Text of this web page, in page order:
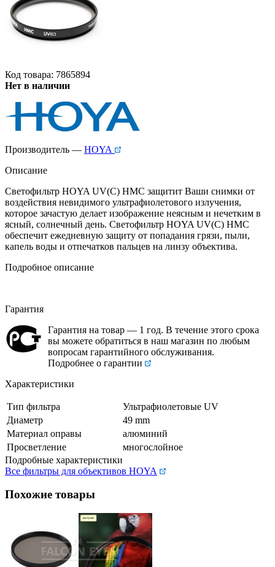
Код товара: 7865894
Нет в наличии
Производитель — HOYA
Описание
Светофильтр HOYA UV(С) HMC защитит Ваши снимки от
воздействия невидимого ультрафиолетового излучения,
которое зачастую делает изображение неясным и нечетким в
ясный, солнечный день. Светофильтр HOYA UV(С) HMC
обеспечит ежедневную защиту от попадания грязи, пыли,
капель воды и отпечатков пальцев на линзу объектива.
Подробное описание
Гарантия
Гарантия на товар — 1 год. В течение этого срока
вы можете обратиться в наш магазин по любым
вопросам гарантийного обслуживания.
Подробнее о гарантии
Характеристики
Тип фильтра
Ультрафиолетовые UV
Диаметр
49 mm
Материал оправы
алюминий
Просветление
многослойное
Подробные характеристики
Все фильтры для объективов HOYA
Похожие товары